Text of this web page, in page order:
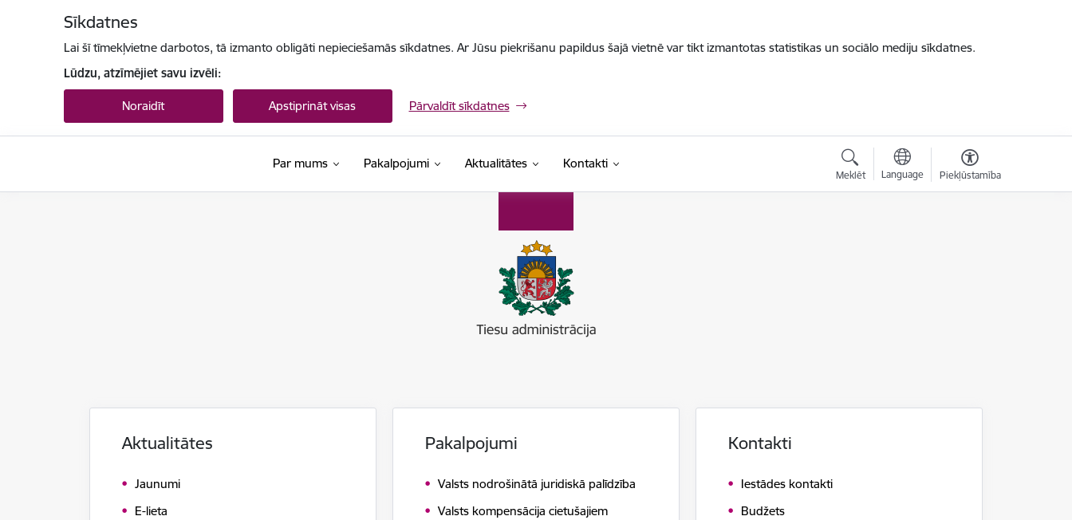
Sīkdatnes
Lai šī tīmekļvietne darbotos, tā izmanto obligāti nepieciešamās sīkdatnes. Ar Jūsu piekrišanu papildus šajā vietnē var tikt izmantotas statistikas un sociālo mediju sīkdatnes.
Lūdzu, atzīmējiet savu izvēli:
Noraidīt Apstiprināt visas Pārvaldīt sīkdatnes
Par mums Pakalpojumi Aktualitātes Kontakti
Meklēt Language Piekļūstamība
Aktualitātes
Jaunumi
E-lieta
Pakalpojumi
Valsts nodrošinātā juridiskā palīdzība
Valsts kompensācija cietušajiem
Kontakti
Iestādes kontakti
Budžets